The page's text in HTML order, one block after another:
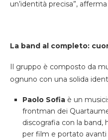
un’identità precisa”,
La band al completo:
Il gruppo è composto da
ognuno con una solida
Paolo Sofia è un
frontman dei
discografia con la
per film e portato